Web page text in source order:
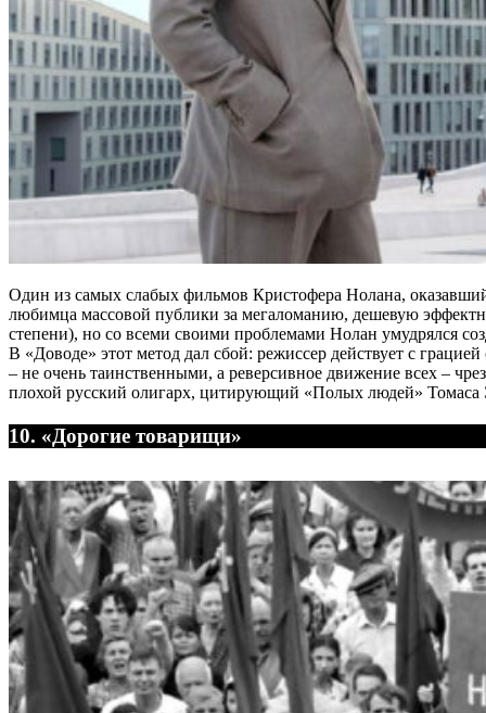
Один из самых слабых фильмов Кристофера Нолана,
любимца массовой публики за мегаломанию, дешевую
степени), но со всеми своими проблемами Нолан умудрялся
В «Доводе» этот метод дал сбой: режиссер действует с
– не очень таинственными, а реверсивное движение всех –
плохой русский олигарх, цитирующий «Полых людей» Томаса
10. «Дорогие товарищи»